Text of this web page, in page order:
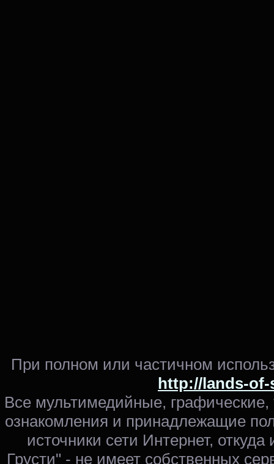
При полном или частичном
http://lands-
Все мультимедийные,
ознакомления и принадлежащие
источники сети Интернет,
Грусти" - не имеет собственных